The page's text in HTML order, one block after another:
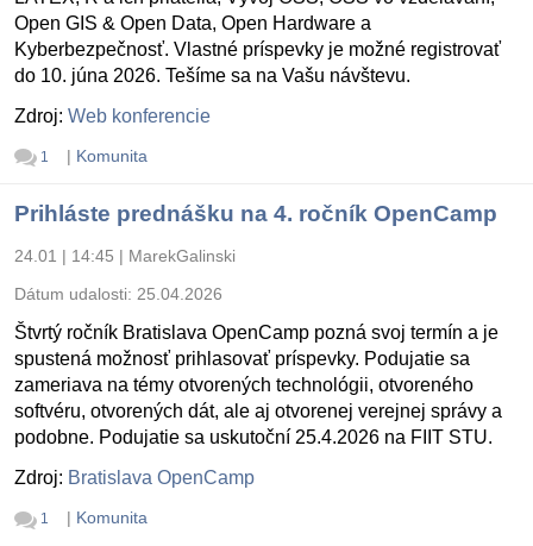
Open GIS & Open Data, Open Hardware a
Kyberbezpečnosť. Vlastné príspevky je možné registrovať
do 10. júna 2026. Tešíme sa na Vašu návštevu.
Zdroj: Web konferencie
1 | Komunita
Prihláste prednášku na 4. ročník OpenCamp
24.01 | 14:45 | MarekGalinski
Dátum udalosti: 25.04.2026
Štvrtý ročník Bratislava OpenCamp pozná svoj termín a je
spustená možnosť prihlasovať príspevky. Podujatie sa
zameriava na témy otvorených technológii, otvoreného
softvéru, otvorených dát, ale aj otvorenej verejnej správy a
podobne. Podujatie sa uskutoční 25.4.2026 na FIIT STU.
Zdroj: Bratislava OpenCamp
1 | Komunita